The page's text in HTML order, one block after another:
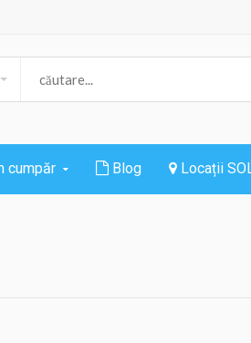
cumpăr Blog Locații